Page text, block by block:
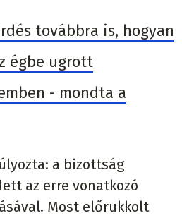
továbbra is, hogyan
égbe ugrott
- mondta a
a bizottság
az erre vonatkozó
Most előrukkolt